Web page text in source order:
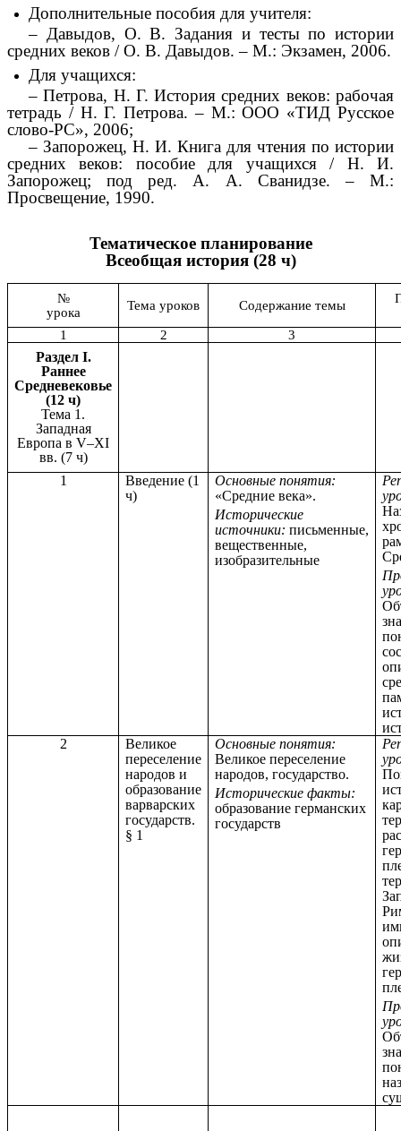
Дополнительные пособия для учителя:
– Давыдов, О. В. Задания и тесты по истории
средних веков / О. В. Давыдов. – М.: Экзамен, 2006.
Для учащихся:
– Петрова, Н. Г. История средних веков: рабочая
тетрадь / Н. Г. Петрова. – М.: ООО «ТИД Русское
слово-РС», 2006;
– Запорожец, Н. И. Книга для чтения по истории
средних веков: пособие для учащихся / Н. И.
Запорожец; под ред. А. А. Сванидзе. – М.:
Просвещение, 1990.
Тематическое планирование
Всеобщая история (28 ч)
№
урока
Тема уроков Содержание темы
1 2 3
Раздел I.
Раннее
Средневековье
(12 ч)
Тема 1.
Западная
Европа в V–XI
вв. (7 ч)
1
Введение (1
ч)
Основные понятия:
«Средние века».
Исторические
источники: письменные,
вещественные,
изобразительные
2
Великое
переселение
народов и
образование
варварских
государств.
§ 1
Основные понятия:
Великое переселение
народов, государство.
Исторические факты:
образование германских
государств